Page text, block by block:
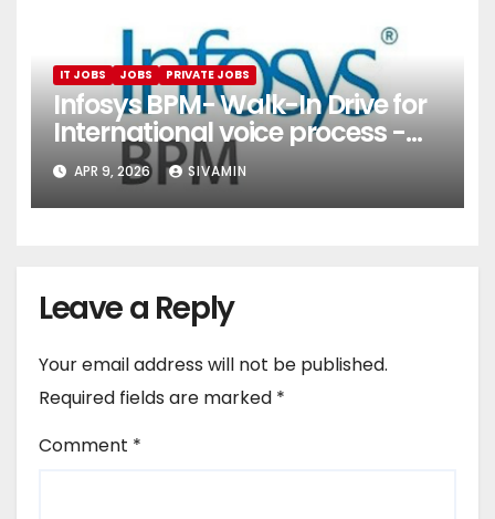
IT JOBS JOBS PRIVATE JOBS
Infosys BPM- Walk-In Drive for
International voice process -
Pune
APR 9, 2026 SIVAMIN
Leave a Reply
Your email address will not be published.
Required fields are marked *
Comment *